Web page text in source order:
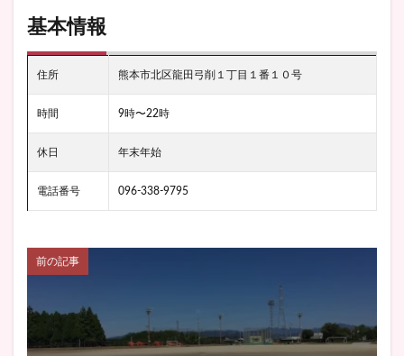
基本情報
住所 熊本市北区龍田弓削１丁目１番１０号
時間 9時〜22時
休日 年末年始
電話番号 096-338-9795
前の記事